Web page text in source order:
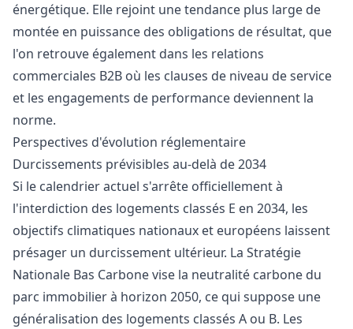
énergétique. Elle rejoint une tendance plus large de
montée en puissance des obligations de résultat, que
l'on retrouve également dans les relations
commerciales B2B où les clauses de niveau de service
et les engagements de performance deviennent la
norme.
Perspectives d'évolution réglementaire
Durcissements prévisibles au-delà de 2034
Si le calendrier actuel s'arrête officiellement à
l'interdiction des logements classés E en 2034, les
objectifs climatiques nationaux et européens laissent
présager un durcissement ultérieur. La Stratégie
Nationale Bas Carbone vise la neutralité carbone du
parc immobilier à horizon 2050, ce qui suppose une
généralisation des logements classés A ou B. Les